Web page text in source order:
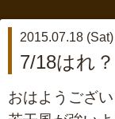
2015.07.18
7/18はれ？
おはようござ